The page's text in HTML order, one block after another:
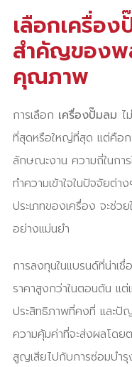
เลือกเครื่อ
สำคัญของพ
คุณภาพ
การเลือก เครื่องปั๊มลม ไ
ที่สุดหรือใหญ่ที่สุด แต่คือก
ลักษณะงาน ความถี่ในกา
ทำความเข้าใจในปัจจัยต่
ประเภทของเครื่อง จะช่
อย่างแม่นยำ
การลงทุนในแบรนด์ที่น่าเ
ราคาสูงกว่าในตอนต้น แ
ประสิทธิภาพที่คงที่ และปั
ความคุ้มค่าที่จะส่งผลโด
สูญเสียไปกับการซ่อมบำรุ